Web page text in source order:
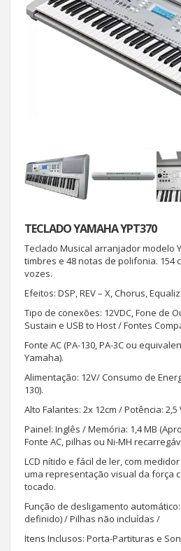
TECLADO YAMAHA YPT370
Teclado Musical arranjador modelo
timbres e 48 notas de polifonia. 154
vozes.
Efeitos: DSP, REV – X, Chorus,
Tipo de conexões: 12VDC, Fone de
Sustain e USB to Host / Fontes
Fonte AC (PA-130, PA-3C ou
Yamaha).
Alimentação: 12V/ Consumo de
130).
Alto Falantes: 2x 12cm / Potência: 2,5
Painel: Inglês / Memória: 1,4 MB
Fonte AC, pilhas ou Ni-MH
LCD nítido e fácil de ler, com
uma representação visual da força
tocado.
Função de desligamento
definido) / Pilhas não incluídas /
Itens Inclusos: Porta-Partituras e